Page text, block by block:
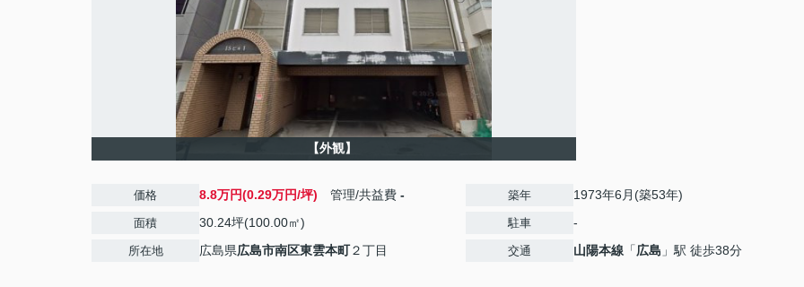
【外観】
価格 8.8万円(0.29万円/坪) 管理/共益費 -
面積 30.24坪(100.00㎡)
所在地 広島県広島市南区東雲本町２丁目
築年 1973年6月(築53年)
駐車 -
交通 山陽本線 「広島 」駅 徒歩38分